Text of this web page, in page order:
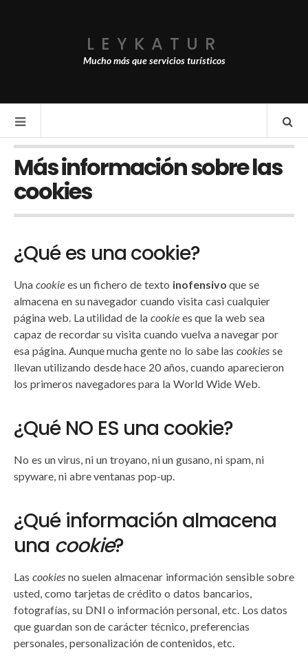
LEYKATUR
Mucho más que servicios turísticos
Más información sobre las
cookies
¿Qué es una cookie?
Una cookiees un fichero de texto inofensivo que se
almacena en su navegador cuando visita casi cualquier
página web. La utilidad de la cookiees que la web sea
capaz de recordar su visita cuando vuelva a navegar por
esa página. Aunque mucha gente no lo sabe lascookies se
llevan utilizando desde hace 20 años, cuando aparecieron
los primeros navegadores para la World Wide Web.
¿Qué NO ES una cookie?
No es un virus, ni un troyano, ni un gusano, ni spam, ni
spyware, ni abre ventanas pop-up.
¿Qué información almacena
una cookie?
Las cookiesno suelen almacenar información sensible sobre
usted, como tarjetas de crédito o datos bancarios,
fotografías, su DNI o información personal, etc. Los datos
que guardan son de carácter técnico, preferencias
personales, personalización de contenidos, etc.